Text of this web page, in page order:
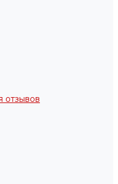
отзывов